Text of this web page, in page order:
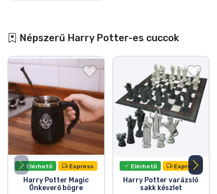
Népszerű Harry Potter-es cuccok
Elérhető Express
Harry Potter Magic
Önkeverő bögre
Elérhető Express
Harry Potter varázsló
sakk készlet